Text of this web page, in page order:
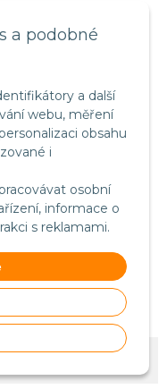
a podobné
a další
webu, měření
obsahu
i
osobní
informace o
s reklamami.
FSSC 22000
e-shop Pohoda Connector